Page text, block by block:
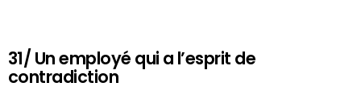
31/ Un employé qui a l’esprit de
contradiction